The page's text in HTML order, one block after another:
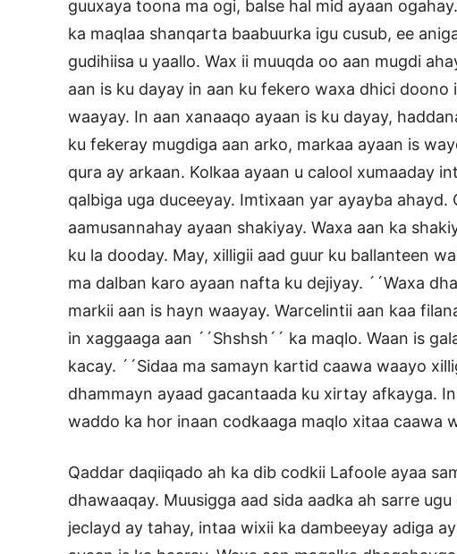
guuxaya toona ma ogi, balse hal mid ayaan
ka maqlaa shanqarta baabuurka igu cusub, ee
gudihiisa u yaallo. Wax ii muuqda oo aan mugdi
aan is ku dayay in aan ku fekero waxa dhici
waayay. In aan xanaaqo ayaan is ku dayay,
ku fekeray mugdiga aan arko, markaa ayaan is
qura ay arkaan. Kolkaa ayaan u calool xumaaday
qalbiga uga duceeyay. Imtixaan yar ayayba ahayd.
aamusannahay ayaan shakiyay. Waxa aan ka
ku la dooday. May, xilligii aad guur ku ballanteen
ma dalban karo ayaan nafta ku dejiyay. ´´Waxa
markii aan is hayn waayay. Warcelintii aan kaa
in xaggaaga aan ´´Shshsh´´ ka maqlo. Waan is
kacay. ´´Sidaa ma samayn kartid caawa waayo
dhammayn ayaad gacantaada ku xirtay afkayga.
waddo ka hor inaan codkaaga maqlo xitaa caawa
Qaddar daqiiqado ah ka dib codkii Lafoole ayaa
dhawaaqay. Muusigga aad sida aadka ah sarre
jeclayd ay tahay, intaa wixii ka dambeeyay adiga